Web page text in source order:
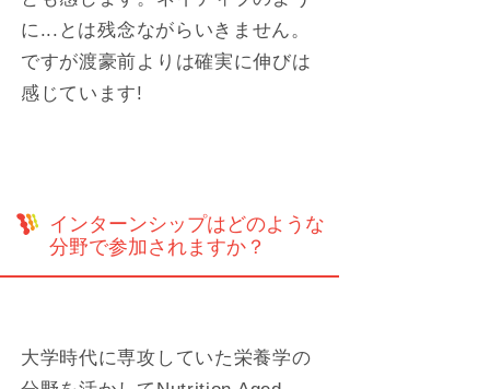
に...とは残念ながらいきません。
ですが渡豪前よりは確実に伸びは
感じています!
インターンシップはどのような
分野で参加されますか？
大学時代に専攻していた栄養学の